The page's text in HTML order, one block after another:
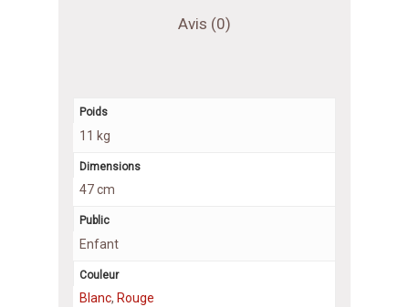
Avis (0)
Poids
11 kg
Dimensions
47 cm
Public
Enfant
Couleur
Blanc, Rouge